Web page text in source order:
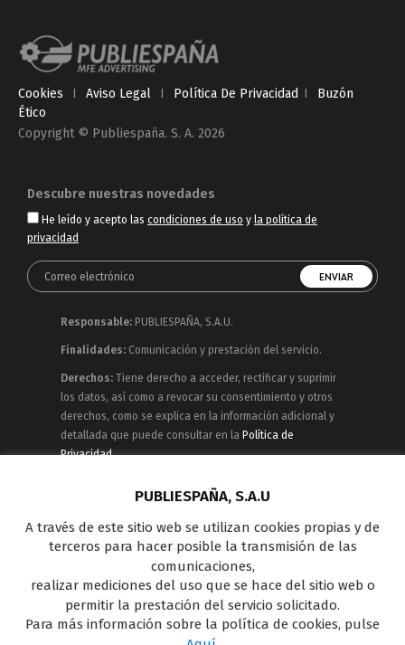
Cookies I Aviso Legal I Política De Privacidad I
Buzón
Ético
Copyright © Publiespaña. S. A. 2026
Descubre nuestras novedades
He leído y acepto las condiciones de uso y la política de
privacidad
Responsable: PUBLIESPAÑA, S.A.U.
Finalidades: Comunicación y prestación del servicio.
Derechos: Tiene derecho a acceder, rectificar y suprimir
los datos, así como a revocar su consentimiento y otros
derechos, como se explica en la información adicional y
detallada que puede consultar en la Política de
Privacidad
Publiespaña es empresa de Mediaset España
canales en abierto: Telecinco, Cuatro, Factoría de Ficción,
Boing, Divinity , Energy y Be Mad, así como de una amplia
oferta en el panorama de medios y con una gran
experiencia en la comercialización de diferentes
soportes en Internet y TV Outdoor Digital.
PUBLIESPAÑA, S.A.U
A través de este sitio web se utilizan cookies propias y de
terceros para hacer posible la transmisión de las
comunicaciones,
realizar mediciones del uso que se hace del sitio web o
permitir la prestación del servicio solicitado.
Para más información sobre la política de cookies, pulse